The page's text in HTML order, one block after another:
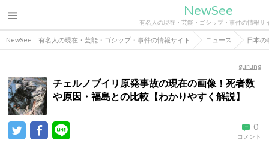
NewSee
有名人の現在・芸能・ゴシップ・事件の情報サ
NewSee｜有名人の現在・芸能・ゴシップ・事件の情報サイト ニュース 日本の
gurung
チェルノブイリ原発事故の現在の画像！死者数
や原因・福島との比較【わかりやすく解説】
0
コメント